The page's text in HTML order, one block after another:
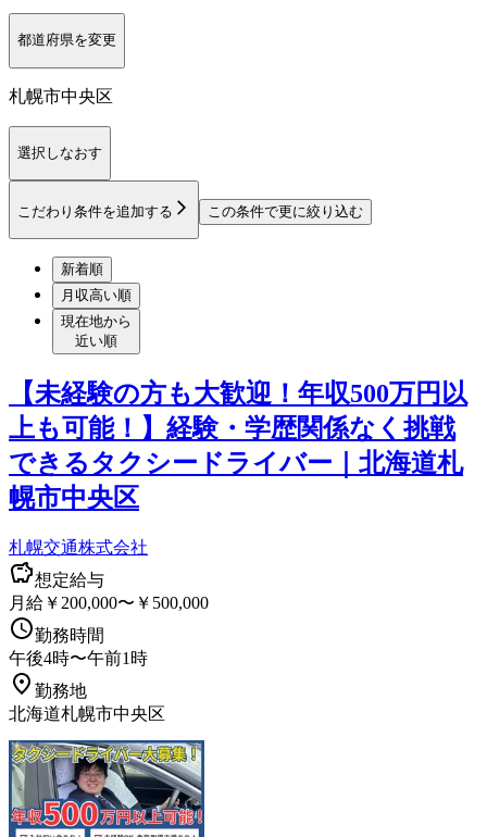
都道府県を変更
札幌市中央区
選択しなおす
こだわり条件を追加する この条件で更に絞り込む
新着順
月収高い順
現在地から
近い順
【未経験の方も大歓迎！年収500万円以
上も可能！】経験・学歴関係なく挑戦
できるタクシードライバー｜北海道札
幌市中央区
札幌交通株式会社
想定給与
月給￥200,000〜￥500,000
勤務時間
午後4時〜午前1時
勤務地
北海道札幌市中央区